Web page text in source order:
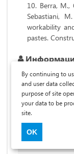
Berra, M.,
Sebastiani,
workability
pastes.
By continuing to
and user data
purpose of site
your data to be
site.
OK